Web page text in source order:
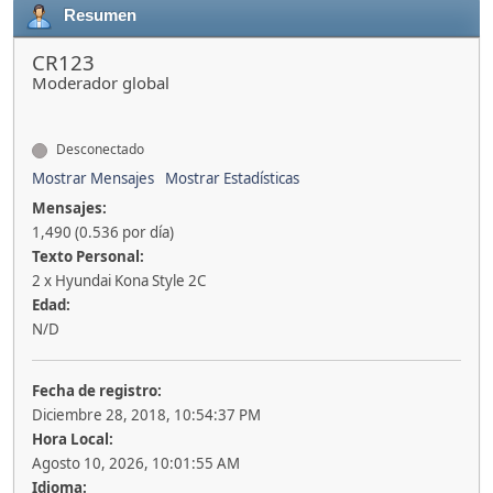
Resumen
CR123
Moderador global
Desconectado
Mostrar Mensajes
Mostrar Estadísticas
Mensajes:
1,490 (0.536 por día)
Texto Personal:
2 x Hyundai Kona Style 2C
Edad:
N/D
Fecha de registro:
Diciembre 28, 2018, 10:54:37 PM
Hora Local:
Agosto 10, 2026, 10:01:55 AM
Idioma: